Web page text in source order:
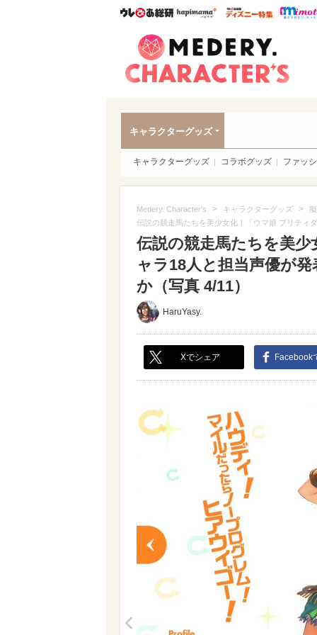
ウレぴあ総研ハピママ*
ウレぴ
キャラクターグッズ
キャラクターグッズ コラボグッズ ファッ
Medery. Character's > キャラクターグッズ >
伝説の競走馬たちを美少女化！「ウマ娘 プリティ
伝説の競走馬たちを美
ャラ18人と担当声優が
か（写真 4/11）
HaruYasy.
Xでシェア Facebook